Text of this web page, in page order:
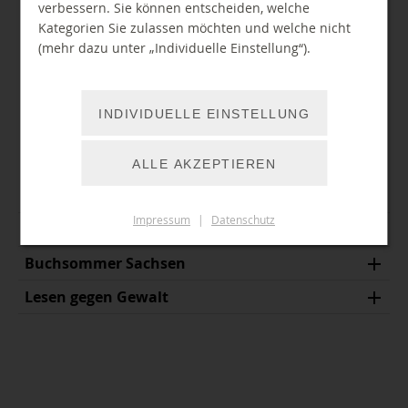
in seinem Sinne.“
NUTZUNGSBEDINGUNGEN DER STEFAN HEYM
Literaturtage LESELUST
Buchsommer Sachsen
Lesen gegen Gewalt
verbessern. Sie können entscheiden, welche
Kategorien Sie zulassen möchten und welche nicht
(mehr dazu unter „Individuelle Einstellung“).
INDIVIDUELLE EINSTELLUNG
ALLE AKZEPTIEREN
Impressum | Datenschutz